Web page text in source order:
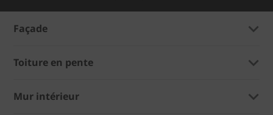
Façade
Toiture en pente
Mur intérieur